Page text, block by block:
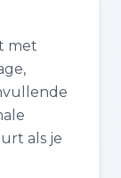
met
als je